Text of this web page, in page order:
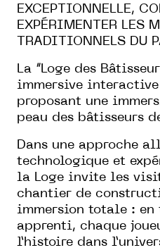
EXCEPTIONNELLE,
EXPÉRIMENTER LES
TRADITIONNELS DU
La “Loge des
immersive
proposant une
peau des bâtisseurs
Dans une approche
technologique et
la Loge invite les
chantier de
immersion totale : en
apprenti, chaque
l’histoire dans